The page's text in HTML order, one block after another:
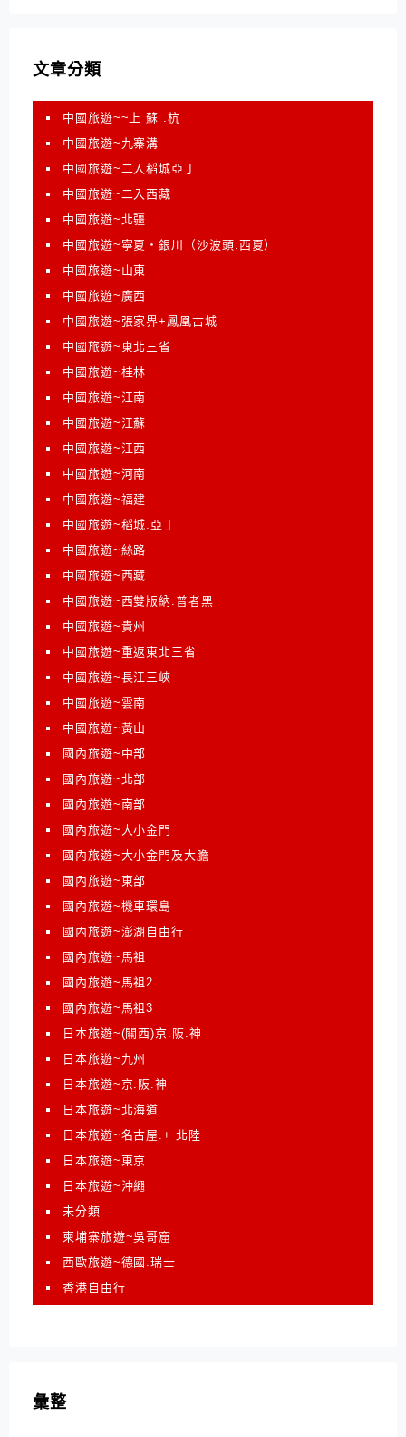
文章分類
中國旅遊~~上 蘇 .杭
中國旅遊~九寨溝
中國旅遊~二入稻城亞丁
中國旅遊~二入西藏
中國旅遊~北疆
中國旅遊~寧夏‧銀川（沙波頭.西夏）
中國旅遊~山東
中國旅遊~廣西
中國旅遊~張家界+鳳凰古城
中國旅遊~東北三省
中國旅遊~桂林
中國旅遊~江南
中國旅遊~江蘇
中國旅遊~江西
中國旅遊~河南
中國旅遊~福建
中國旅遊~稻城.亞丁
中國旅遊~絲路
中國旅遊~西藏
中國旅遊~西雙版納.普者黑
中國旅遊~貴州
中國旅遊~重返東北三省
中國旅遊~長江三峽
中國旅遊~雲南
中國旅遊~黃山
國內旅遊~中部
國內旅遊~北部
國內旅遊~南部
國內旅遊~大小金門
國內旅遊~大小金門及大膽
國內旅遊~東部
國內旅遊~機車環島
國內旅遊~澎湖自由行
國內旅遊~馬祖
國內旅遊~馬祖2
國內旅遊~馬祖3
日本旅遊~(關西)京.阪.神
日本旅遊~九州
日本旅遊~京.阪.神
日本旅遊~北海道
日本旅遊~名古屋.+ 北陸
日本旅遊~東京
日本旅遊~沖繩
未分類
柬埔寨旅遊~吳哥窟
西歐旅遊~德國.瑞士
香港自由行
彙整